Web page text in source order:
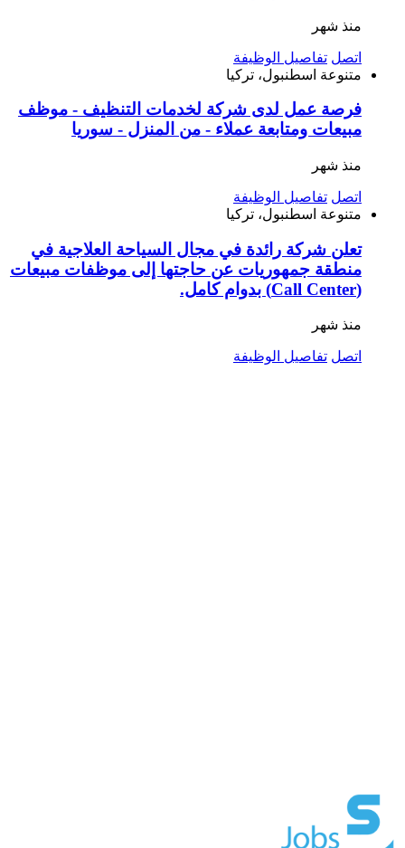
منذ شهر
اتصل تفاصيل الوظيفة
متنوعة اسطنبول، تركيا
فرصة عمل لدى شركة لخدمات التنظيف - موظف
مبيعات ومتابعة عملاء - من المنزل - سوريا
منذ شهر
اتصل تفاصيل الوظيفة
متنوعة اسطنبول، تركيا
تعلن شركة رائدة في مجال السياحة العلاجية في
منطقة جمهوريات عن حاجتها إلى موظفات مبيعات
(Call Center) بدوام كامل.
منذ شهر
اتصل تفاصيل الوظيفة